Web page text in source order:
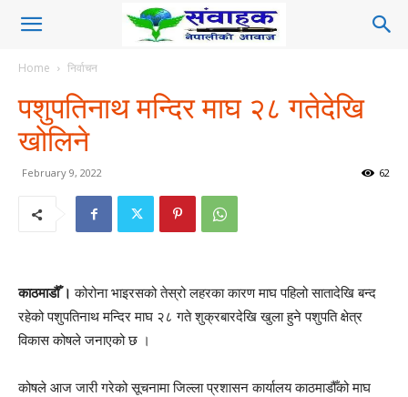
Home निर्वाचन
पशुपतिनाथ मन्दिर माघ २८ गतेदेखि
खोलिने
February 9, 2022 62
काठमाडौँ । कोरोना भाइरसको तेस्रो लहरका कारण माघ पहिलो सातादेखि बन्द
रहेको पशुपतिनाथ मन्दिर माघ २८ गते शुक्रबारदेखि खुला हुने पशुपति क्षेत्र
विकास कोषले जनाएको छ ।
कोषले आज जारी गरेको सूचनामा जिल्ला प्रशासन कार्यालय काठमाडौँको माघ